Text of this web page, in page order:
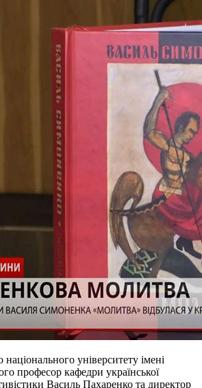
університету імені
професор кафедри української
Василь Пахаренко та директор